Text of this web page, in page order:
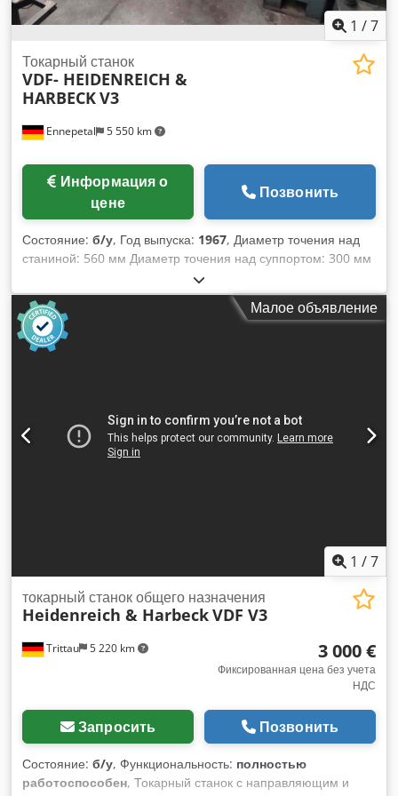
1 /7
Ennepetal 5 550 km
Токарный станок
VDF- HEIDENREICH &
HARBECKV3
цене
Позвонить
Состояние: б/у, Год выпуска: 1967, Диаметр точения над
станиной: 560 мм Диаметр точения над суппортом: 300 мм
Длина точения: 1500 мм Отверстие шпинделя: 65 мм
Частота вращения шпинделя: 12-1150 об/мин Общая
требуемая мощность: 5 кВт Вес станка прибл.: 4 т
Необходимое пространство прибл.: 4 x 1,6 x 1,6 м Codpfx
Ahow H Di Aeusha В комплекте с системой Multifix,
Малое объявление
1 /7
Trittau 5 220 km
токарный станок общего назначения
Heidenreich & HarbeckVDF V3
3 000 €
Фиксированная цена без учета
НДС
Запросить Позвонить
Состояние: б/у, Функциональность: полностью
работоспособен, Токарный станок с направляющим и